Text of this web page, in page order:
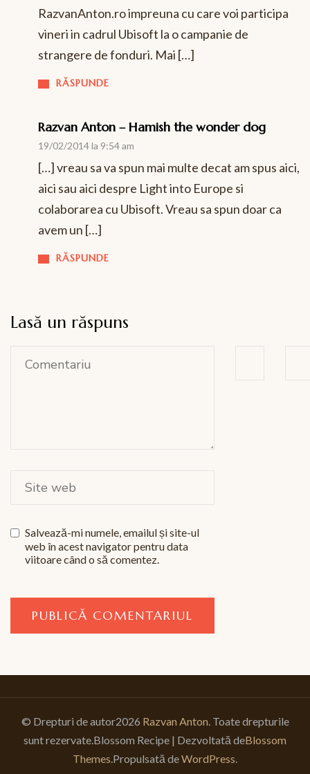
RĂSPUNDE
RazvanAnton.ro impreuna cu care voi participa
vineri in cadrul Ubisoft la o campanie de
strangere de fonduri. Mai […]
Razvan Anton – Hamish the wonder dog
19/02/2014 la 9:54 am
RĂSPUNDE
[…] vreau sa va spun mai multe decat am spus aici,
aici sau aici despre Light into Europe si
colaborarea cu Ubisoft. Vreau sa spun doar ca
avem un […]
Lasă un răspuns
Salvează-mi numele, emailul și site-ul
web în acest navigator pentru data
viitoare când o să comentez.
© Drepturi de autor2026 Razvan Anton. Toate drepturile
sunt rezervate.Blossom Recipe | Dezvoltată deBlossom
Themes.Propulsată deWordPress.